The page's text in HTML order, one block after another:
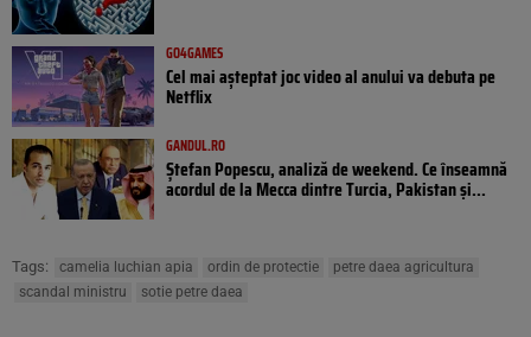
GO4GAMES
Cel mai așteptat joc video al anului va debuta pe
Netflix
GANDUL.RO
Ștefan Popescu, analiză de weekend. Ce înseamnă
acordul de la Mecca dintre Turcia, Pakistan şi...
Tags: camelia luchian apia ordin de protectie
petre daea agricultura
scandal ministru
sotie petre daea